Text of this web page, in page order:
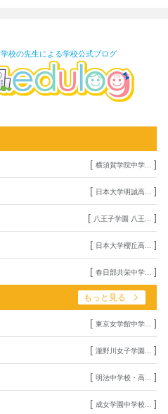
学校の先生による学校公式ブログ
[ 横須賀学院中学... ]
[ 日本大学明誠高... ]
[ 八王子学園 八王... ]
[ 日本大学櫻丘高... ]
[ 春日部共栄中学... ]
もっと見る
[ 東京女学館中学... ]
[ 瀧野川女子学園... ]
[ 明法中学校・高... ]
[ 成女学園中学校... ]